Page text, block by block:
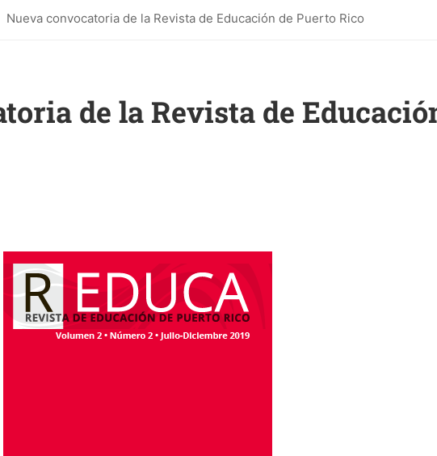
Nueva convocatoria de la Revista de Educación de Puerto Rico
de la Revista de